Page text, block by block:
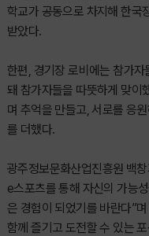
학교가 공동으로 차지해 한국
받았다.
한편, 경기장 로비에는 참가
돼 참가자들을 따뜻하게 맞이
며 추억을 만들고, 서로를 응
를 더했다.
광주정보문화산업진흥원 백
e스포츠를 통해 자신의 가능
은 경험이 되었기를 바란다”
함께 즐기고 도전할 수 있는